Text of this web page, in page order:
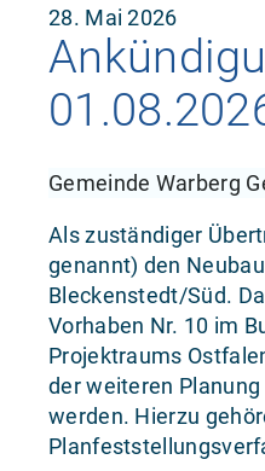
28. Mai 2026
Gemeinde Warberg
Als zuständiger
genannt) den
Bleckenstedt/Süd.
Vorhaben Nr. 10 im
Projektraums
der weiteren
werden. Hierzu